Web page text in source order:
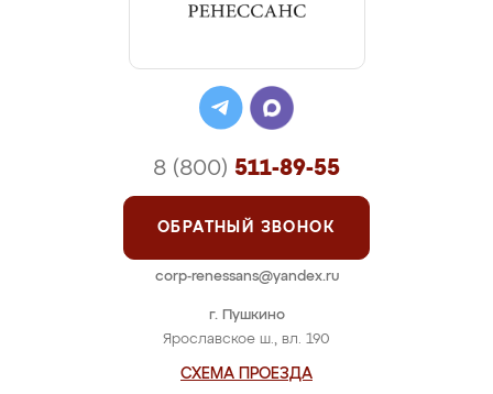
г. Пушкино
Ярославское ш., вл. 190
СХЕМА ПРОЕЗДА
8 (800) 511-89-55
ОБРАТНЫЙ ЗВОНОК
corp-renessans@yandex.ru